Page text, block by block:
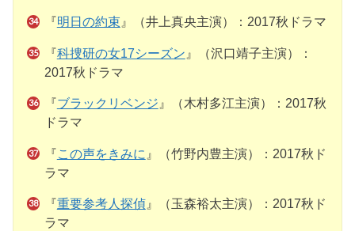
『明日の約束 』（井上真央主演）：2017秋ドラマ
『科捜研の女17シーズン 』（沢口靖子主演）：
2017秋ドラマ
『ブラックリベンジ 』（木村多江主演）：2017秋
ドラマ
『この声をきみに 』（竹野内豊主演）：2017秋ド
ラマ
『重要参考人探偵』（玉森裕太主演）：2017秋ド
ラマ